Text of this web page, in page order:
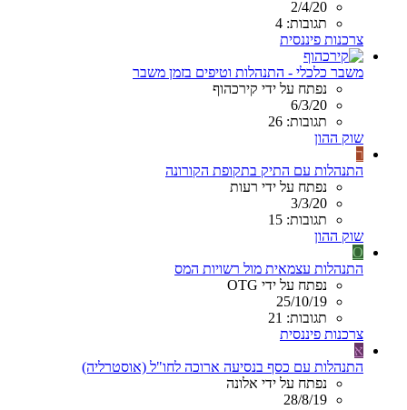
2/4/20
תגובות: 4
צרכנות פיננסית
משבר כלכלי - התנהלות וטיפים בזמן משבר
נפתח על ידי קירכהוף
6/3/20
תגובות: 26
שוק ההון
ר
התנהלות עם התיק בתקופת הקורונה
נפתח על ידי רעות
3/3/20
תגובות: 15
שוק ההון
O
התנהלות עצמאית מול רשויות המס
נפתח על ידי OTG
25/10/19
תגובות: 21
צרכנות פיננסית
א
התנהלות עם כסף בנסיעה ארוכה לחו"ל (אוסטרליה)
נפתח על ידי אלונה
28/8/19